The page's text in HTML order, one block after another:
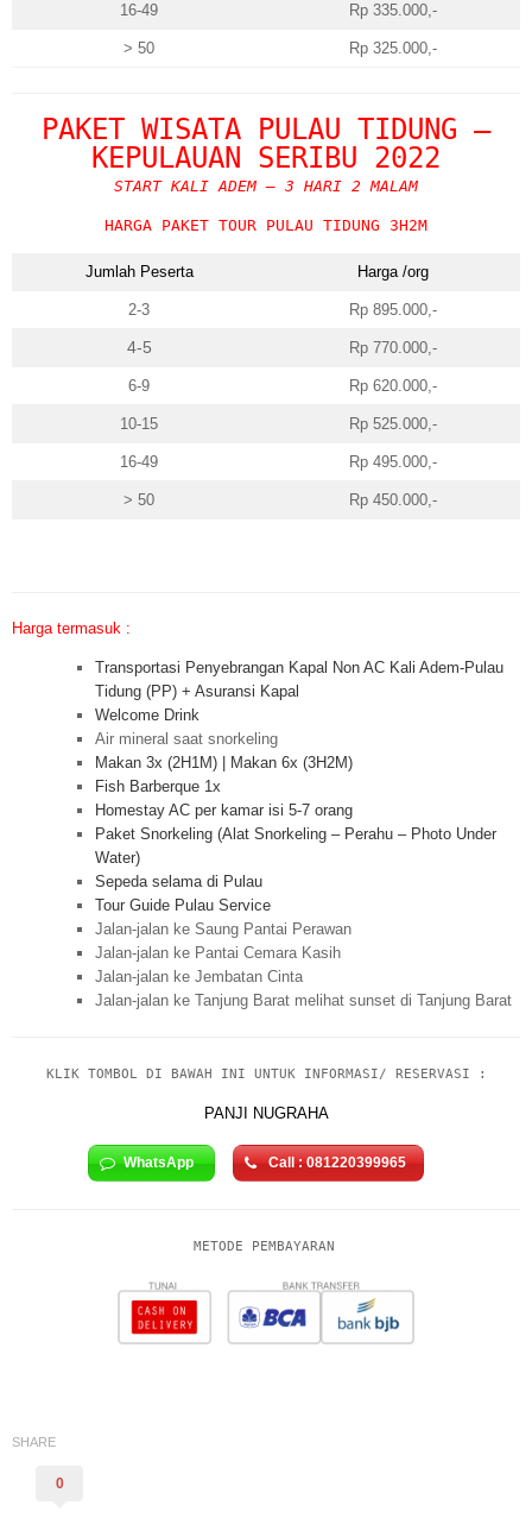
16-49 Rp 335.000,-
> 50 Rp 325.000,-
PAKET WISATA PULAU TIDUNG –
KEPULAUAN SERIBU 2022
START KALI ADEM – 3 HARI 2 MALAM
HARGA PAKET TOUR PULAU TIDUNG 3H2M
Jumlah Peserta Harga /org
2-3 Rp 895.000,-
4-5 Rp 770.000,-
6-9 Rp 620.000,-
10-15 Rp 525.000,-
16-49 Rp 495.000,-
> 50 Rp 450.000,-
Harga termasuk :
Transportasi Penyebrangan Kapal Non AC Kali Adem-Pulau
Tidung (PP) + Asuransi Kapal
Welcome Drink
Air mineral saat snorkeling
Makan 3x (2H1M) | Makan 6x (3H2M)
Fish Barberque 1x
Homestay AC per kamar isi 5-7 orang
Paket Snorkeling (Alat Snorkeling – Perahu – Photo Under
Water)
Sepeda selama di Pulau
Tour Guide Pulau Service
Jalan-jalan ke Saung Pantai Perawan
Jalan-jalan ke Pantai Cemara Kasih
Jalan-jalan ke Jembatan Cinta
Jalan-jalan ke Tanjung Barat melihat sunset di Tanjung Barat
KLIK TOMBOL DI BAWAH INI UNTUK INFORMASI/ RESERVASI :
PANJI NUGRAHA
WhatsApp Call : 081220399965
METODE PEMBAYARAN
SHARE
0